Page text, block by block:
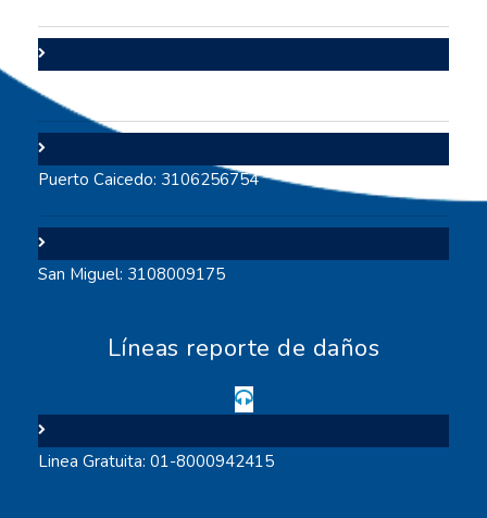
Puerto Caicedo: 3106256754
San Miguel: 3108009175
Líneas reporte de daños
Linea Gratuita: 01-8000942415